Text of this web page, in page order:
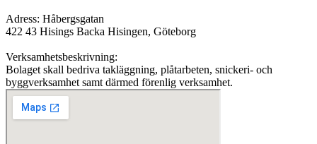
Adress: Håbergsgatan
422 43 Hisings Backa Hisingen, Göteborg
Verksamhetsbeskrivning:
Bolaget skall bedriva takläggning, plåtarbeten, snickeri- och
byggverksamhet samt därmed förenlig verksamhet.